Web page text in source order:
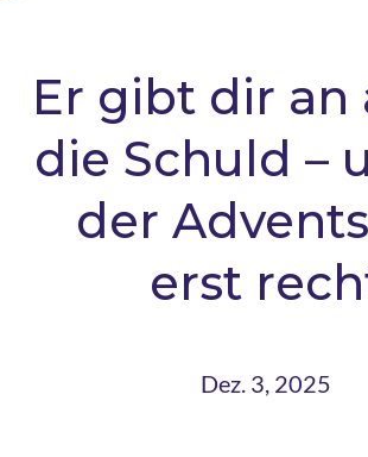
Er gibt dir an
die Schuld –
der
erst
Dez. 3, 2025